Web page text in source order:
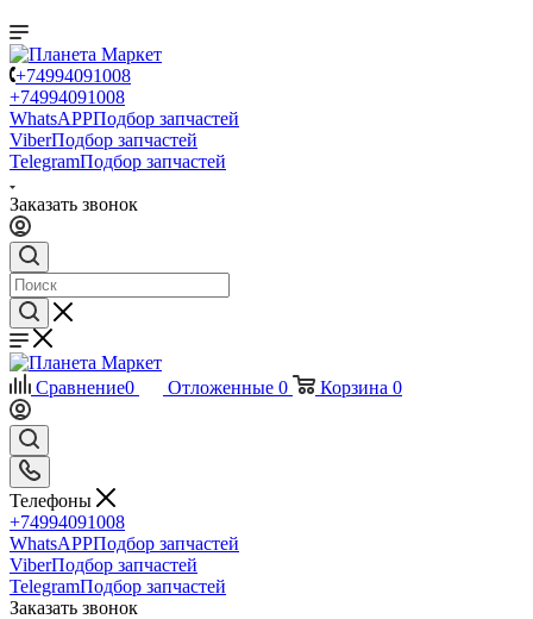
+74994091008
+74994091008
WhatsAPPПодбор запчастей
ViberПодбор запчастей
TelegramПодбор запчастей
Заказать звонок
Сравнение0 Отложенные 0 Корзина 0
Телефоны
+74994091008
WhatsAPPПодбор запчастей
ViberПодбор запчастей
TelegramПодбор запчастей
Заказать звонок